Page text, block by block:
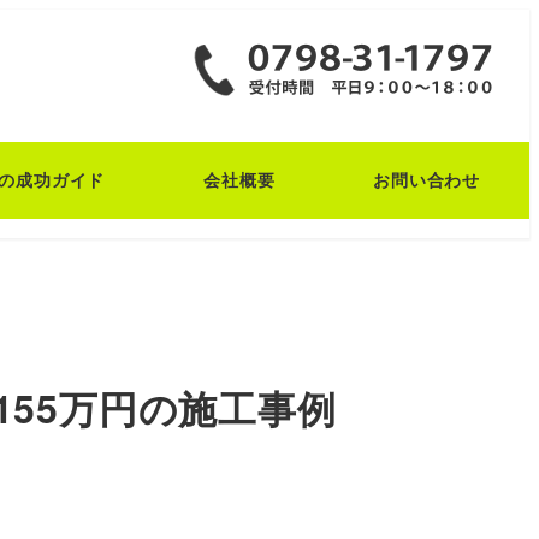
成功ガイド 会社概要 お問い合わせ
万円の施工事例